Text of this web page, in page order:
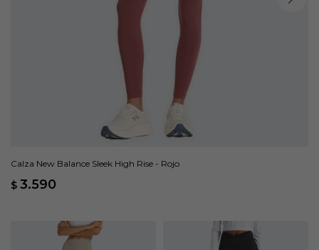
Calza New Balance Sleek High Rise - Rojo
$ 3.590